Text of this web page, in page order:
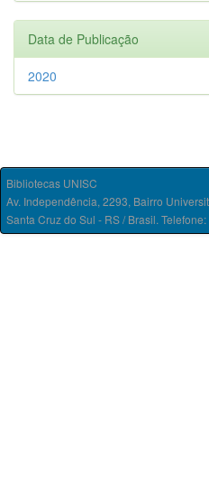
Data de Publicação
2020
Bibliotecas UNISC
Av. Independência, 2293, Bairro
Santa Cruz do Sul - RS / Brasil.